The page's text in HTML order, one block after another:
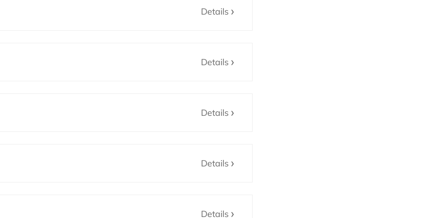
Details
Details
Details
Details
Details